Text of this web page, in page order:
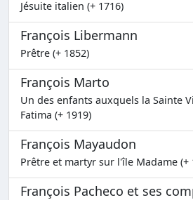
Jésuite italien (+ 1716)
François Libermann
Prêtre (+ 1852)
François Marto
Un des enfants auxquels la Sainte
Fatima (+ 1919)
François Mayaudon
Prêtre et martyr sur l'île Madame (+
François Pacheco et ses